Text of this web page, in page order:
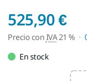
525,90 €
Precio conIVA21 %
En stock